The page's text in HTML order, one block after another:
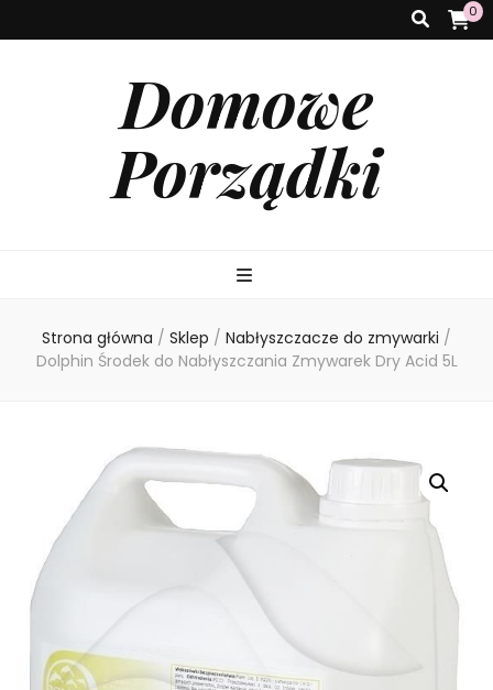
0
Domowe
Porządki
Strona główna / Sklep / Nabłyszczacze do zmywarki /
Dolphin Środek do Nabłyszczania Zmywarek Dry Acid 5L